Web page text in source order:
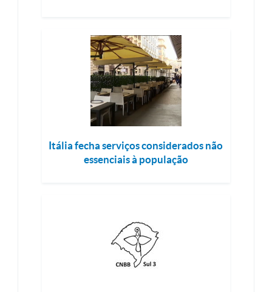
Itália fecha serviços considerados não
essenciais à população